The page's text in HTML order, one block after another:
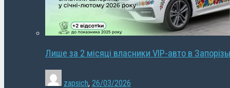
Лише за 2 місяці власники VIP-авто в
zapsich, 26/03/2026